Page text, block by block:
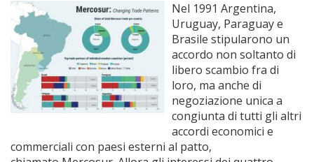
Nel 1991 Argentina,
Uruguay, Paraguay e
Brasile stipularono un
accordo non soltanto di
libero scambio fra di
loro, ma anche di
negoziazione unica a
congiunta di tutti gli altri
accordi economici e
commerciali con paesi esterni al patto,